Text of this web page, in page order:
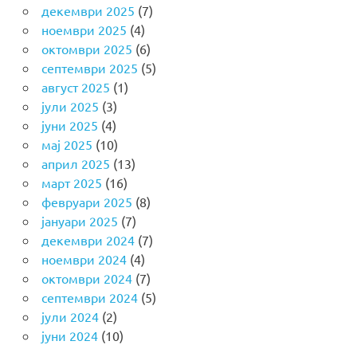
декември 2025 (7)
ноември 2025 (4)
октомври 2025 (6)
септември 2025 (5)
август 2025 (1)
јули 2025 (3)
јуни 2025 (4)
мај 2025 (10)
април 2025 (13)
март 2025 (16)
февруари 2025 (8)
јануари 2025 (7)
декември 2024(7)
ноември 2024(4)
октомври 2024(7)
септември 2024(5)
јули 2024(2)
јуни 2024(10)